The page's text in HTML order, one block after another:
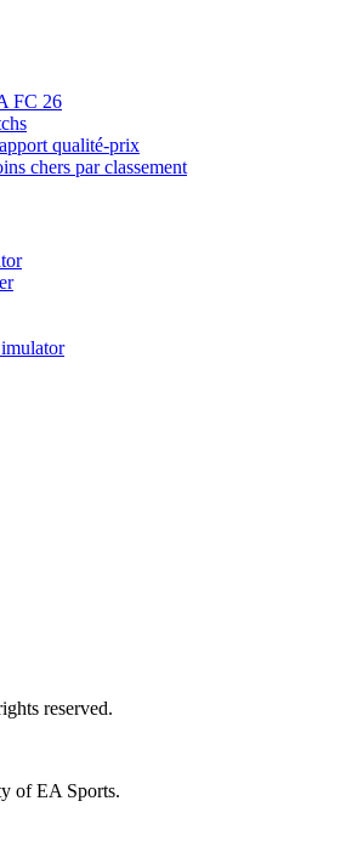
FC 26
qualité-prix
chers par classement
reserved.
of EA Sports.